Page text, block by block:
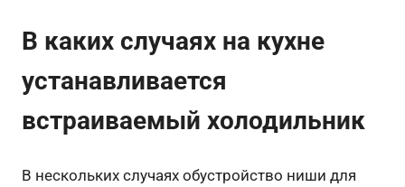
В каких случаях на кухне
устанавливается
встраиваемый холодильник
В нескольких случаях обустройство ниши для